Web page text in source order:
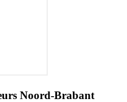
Noord-Brabant